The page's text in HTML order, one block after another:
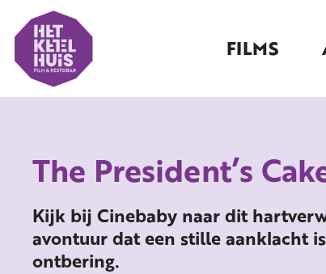
FILMS
The President’s
Kijk bij Cinebaby naar dit
avontuur dat een stille aanklacht
ontbering.